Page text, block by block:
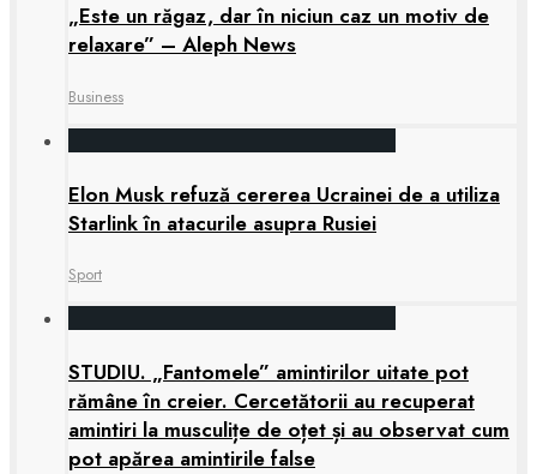
„Este un răgaz, dar în niciun caz un motiv de
relaxare” – Aleph News
Business
Elon Musk refuză cererea Ucrainei de a utiliza
Starlink în atacurile asupra Rusiei
Sport
STUDIU. „Fantomele” amintirilor uitate pot
rămâne în creier. Cercetătorii au recuperat
amintiri la musculițe de oțet și au observat cum
pot apărea amintirile false